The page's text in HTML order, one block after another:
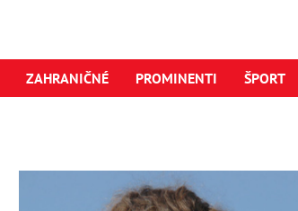
ZAHRANIČNÉ PROMINENTI ŠPORT